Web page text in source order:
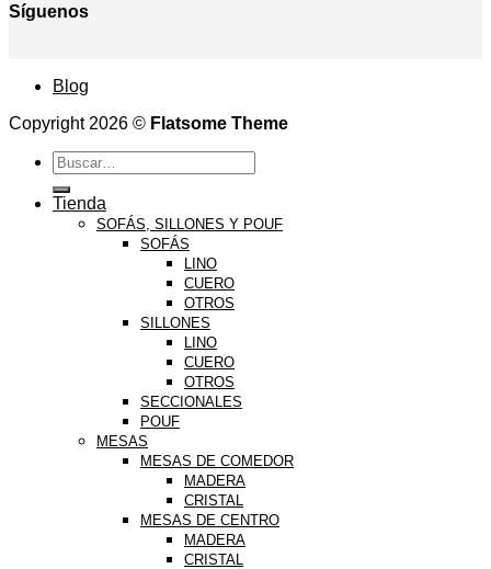
Síguenos
Blog
Copyright 2026 © Flatsome Theme
Buscar
por:
Tienda
SOFÁS, SILLONES Y POUF
SOFÁS
LINO
CUERO
OTROS
SILLONES
LINO
CUERO
OTROS
SECCIONALES
POUF
MESAS
MESAS DE COMEDOR
MADERA
CRISTAL
MESAS DE CENTRO
MADERA
CRISTAL